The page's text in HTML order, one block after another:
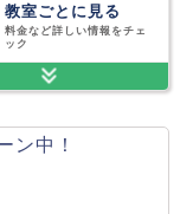
教室ごとに見る
料金など詳しい情報をチェ
ック
ン中！